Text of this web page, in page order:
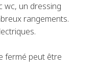
wc, un dressing
rangements.
fermé peut être